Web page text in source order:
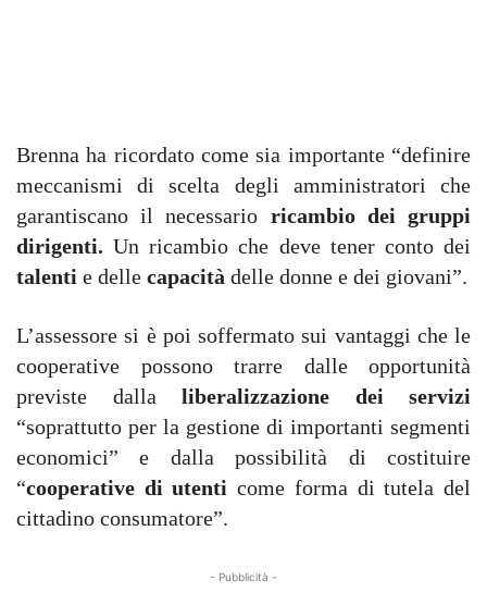
Brenna ha ricordato come sia importante “definire
meccanismi di scelta degli amministratori che
garantiscano il necessario ricambio dei gruppi
dirigenti. Un ricambio che deve tener conto dei
talenti e delle capacità delle donne e dei giovani”.
L’assessore si è poi soffermato sui vantaggi che le
cooperative possono trarre dalle opportunità
previste dalla liberalizzazione dei servizi
“soprattutto per la gestione di importanti segmenti
economici” e dalla possibilità di costituire
“cooperative di utenti come forma di tutela del
cittadino consumatore”.
- Pubblicità -